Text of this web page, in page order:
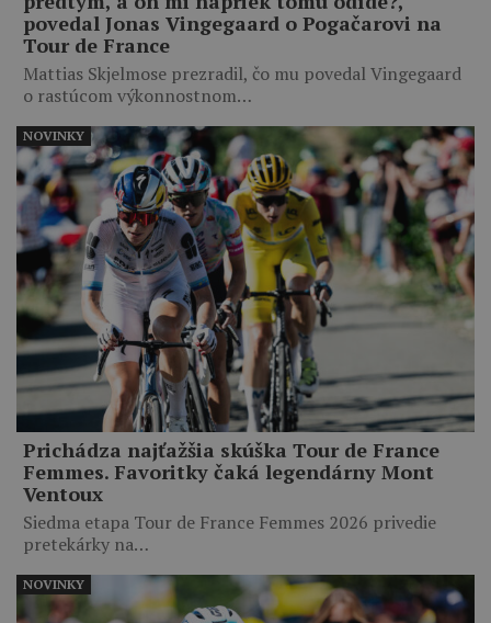
povedal Jonas Vingegaard o Pogačarovi na
Tour de France
Mattias Skjelmose prezradil, čo mu povedal Vingegaard
o rastúcom výkonnostnom…
Prichádza najťažšia skúška Tour de France
Femmes. Favoritky čaká legendárny Mont
Ventoux
Siedma etapa Tour de France Femmes 2026 privedie
pretekárky na…
NOVINKY
NOVINKY